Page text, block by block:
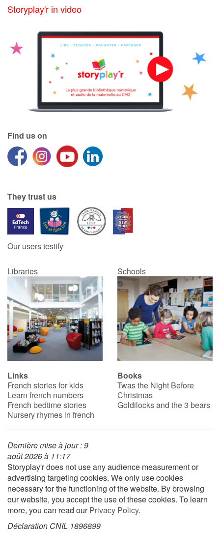
Festivals and events
Love and friendship
Emotions and feelings
Formats and illustrations
Catalogue anglais
Help
Home
Schools
Libraries
Videos & Tutorials
Blog
Learn french with Storyplay'r
French book lists for children
Activities and workshops
Dyslexia and reading disorders
Storyplay'r in video
Find us on
They trust us
Our users testify
Libraries Schools
Links
French stories for kids
Learn french numbers
French bedtime stories
Nursery rhymes in french
Books
Twas the Night Before
Christmas
Goldilocks and the 3 bears
Dernière mise à jour : 9
août 2026 à 11:17
Storyplay'r does not use any audience measurement or
advertising targeting cookies. We only use cookies
necessary for the functioning of the website. By browsing
our website, you accept the use of these cookies. To learn
more, you can read ourPrivacy Policy.
Déclaration CNIL 1896899